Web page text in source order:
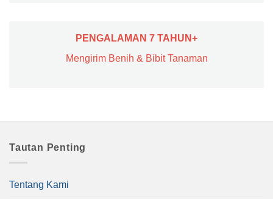
PENGALAMAN 7 TAHUN+
Mengirim Benih & Bibit Tanaman
Tautan Penting
Tentang Kami